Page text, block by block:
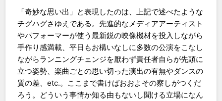
「奇妙な思い出」と表現したのは、上記で述べたような
チグハグさゆえである。先進的なメディアアーティスト
やパフォーマーが使う最新鋭の映像機材を投入しながら
手作り感満載、平日もお構いなしに多数の公演をこなし
ながらランニングチェンジを厭わず責任者自らが先頭に
立つ姿勢、楽曲ごとの思い切った演出の有無やダンスの
質の差、etc.。ここまで書けばおおよその察しがつくだ
ろう。どういう事情か知る由もないし聞ける立場になん